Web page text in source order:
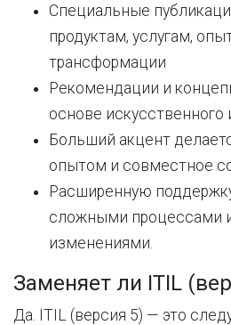
Специальные
продуктам, услугам,
трансформации
Рекомендации и
основе искусственного
Больший акцент
опытом и совместное
Расширенную
сложными процессами
изменениями.
Заменяет ли ITIL
Да. ITIL (версия 5) — это